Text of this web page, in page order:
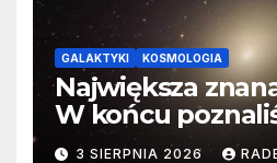
GALAKTYKI KOSMOLOGIA
Największa
W końcu
faktyczne
3 SIERPNIA 2026